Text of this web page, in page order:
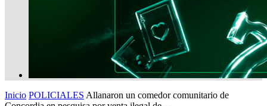
Inicio POLICIALES Allanaron un comedor comunitario de